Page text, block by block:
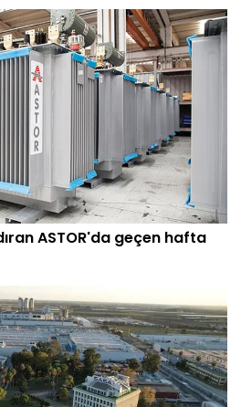
ASTOR'da geçen hafta